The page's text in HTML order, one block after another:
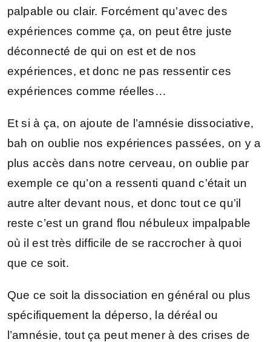
palpable ou clair. Forcément qu’avec des
expériences comme ça, on peut être juste
déconnecté de qui on est et de nos
expériences, et donc ne pas ressentir ces
expériences comme réelles…
Et si à ça, on ajoute de l’amnésie dissociative,
bah on oublie nos expériences passées, on y a
plus accès dans notre cerveau, on oublie par
exemple ce qu’on a ressenti quand c’était un
autre alter devant nous, et donc tout ce qu’il
reste c’est un grand flou nébuleux impalpable
où il est très difficile de se raccrocher à quoi
que ce soit.
Que ce soit la dissociation en général ou plus
spécifiquement la déperso, la déréal ou
l’amnésie, tout ça peut mener à des crises de